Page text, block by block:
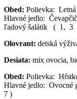
Obed: Polievka:
Hlavné jedlo:
ľadový šalátik ( 1, 3
Olovrant: detská
Desiata: mix ovocia,
Obed: Polievka:
Hlavné jedlo: Ovocné
7 )